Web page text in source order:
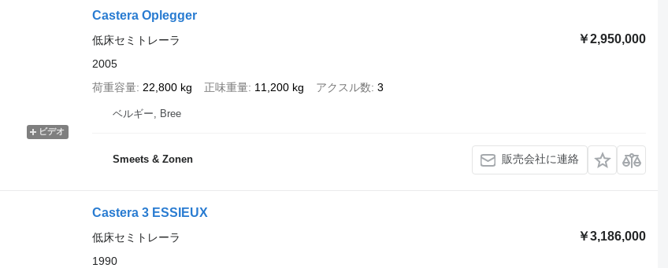
ビデオ
Castera Oplegger
￥2,950,000
低床セミトレーラ
2005
荷重容量 22,800 kg 正味重量 11,200 kg アクスル数 3
ベルギー, Bree
Smeets & Zonen 販売会社に連絡
Castera 3 ESSIEUX
￥3,186,000
低床セミトレーラ
1990